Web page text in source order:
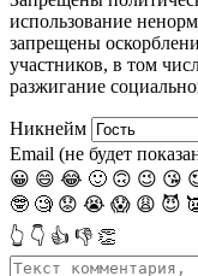
использование
запрещены
участников, в том
разжигание
Никнейм
Email (не будет
😀 😄 😂 🙂 🙃 😉 😘
🤓 🧐 😟 😭 😱 😩 😈
👆 👇 👍 👎 👏